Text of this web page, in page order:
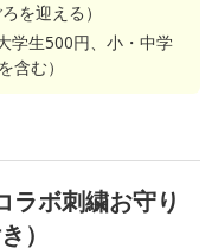
を迎える）
学生500円、小・中学
含む）
ボ刺繍お守り
）